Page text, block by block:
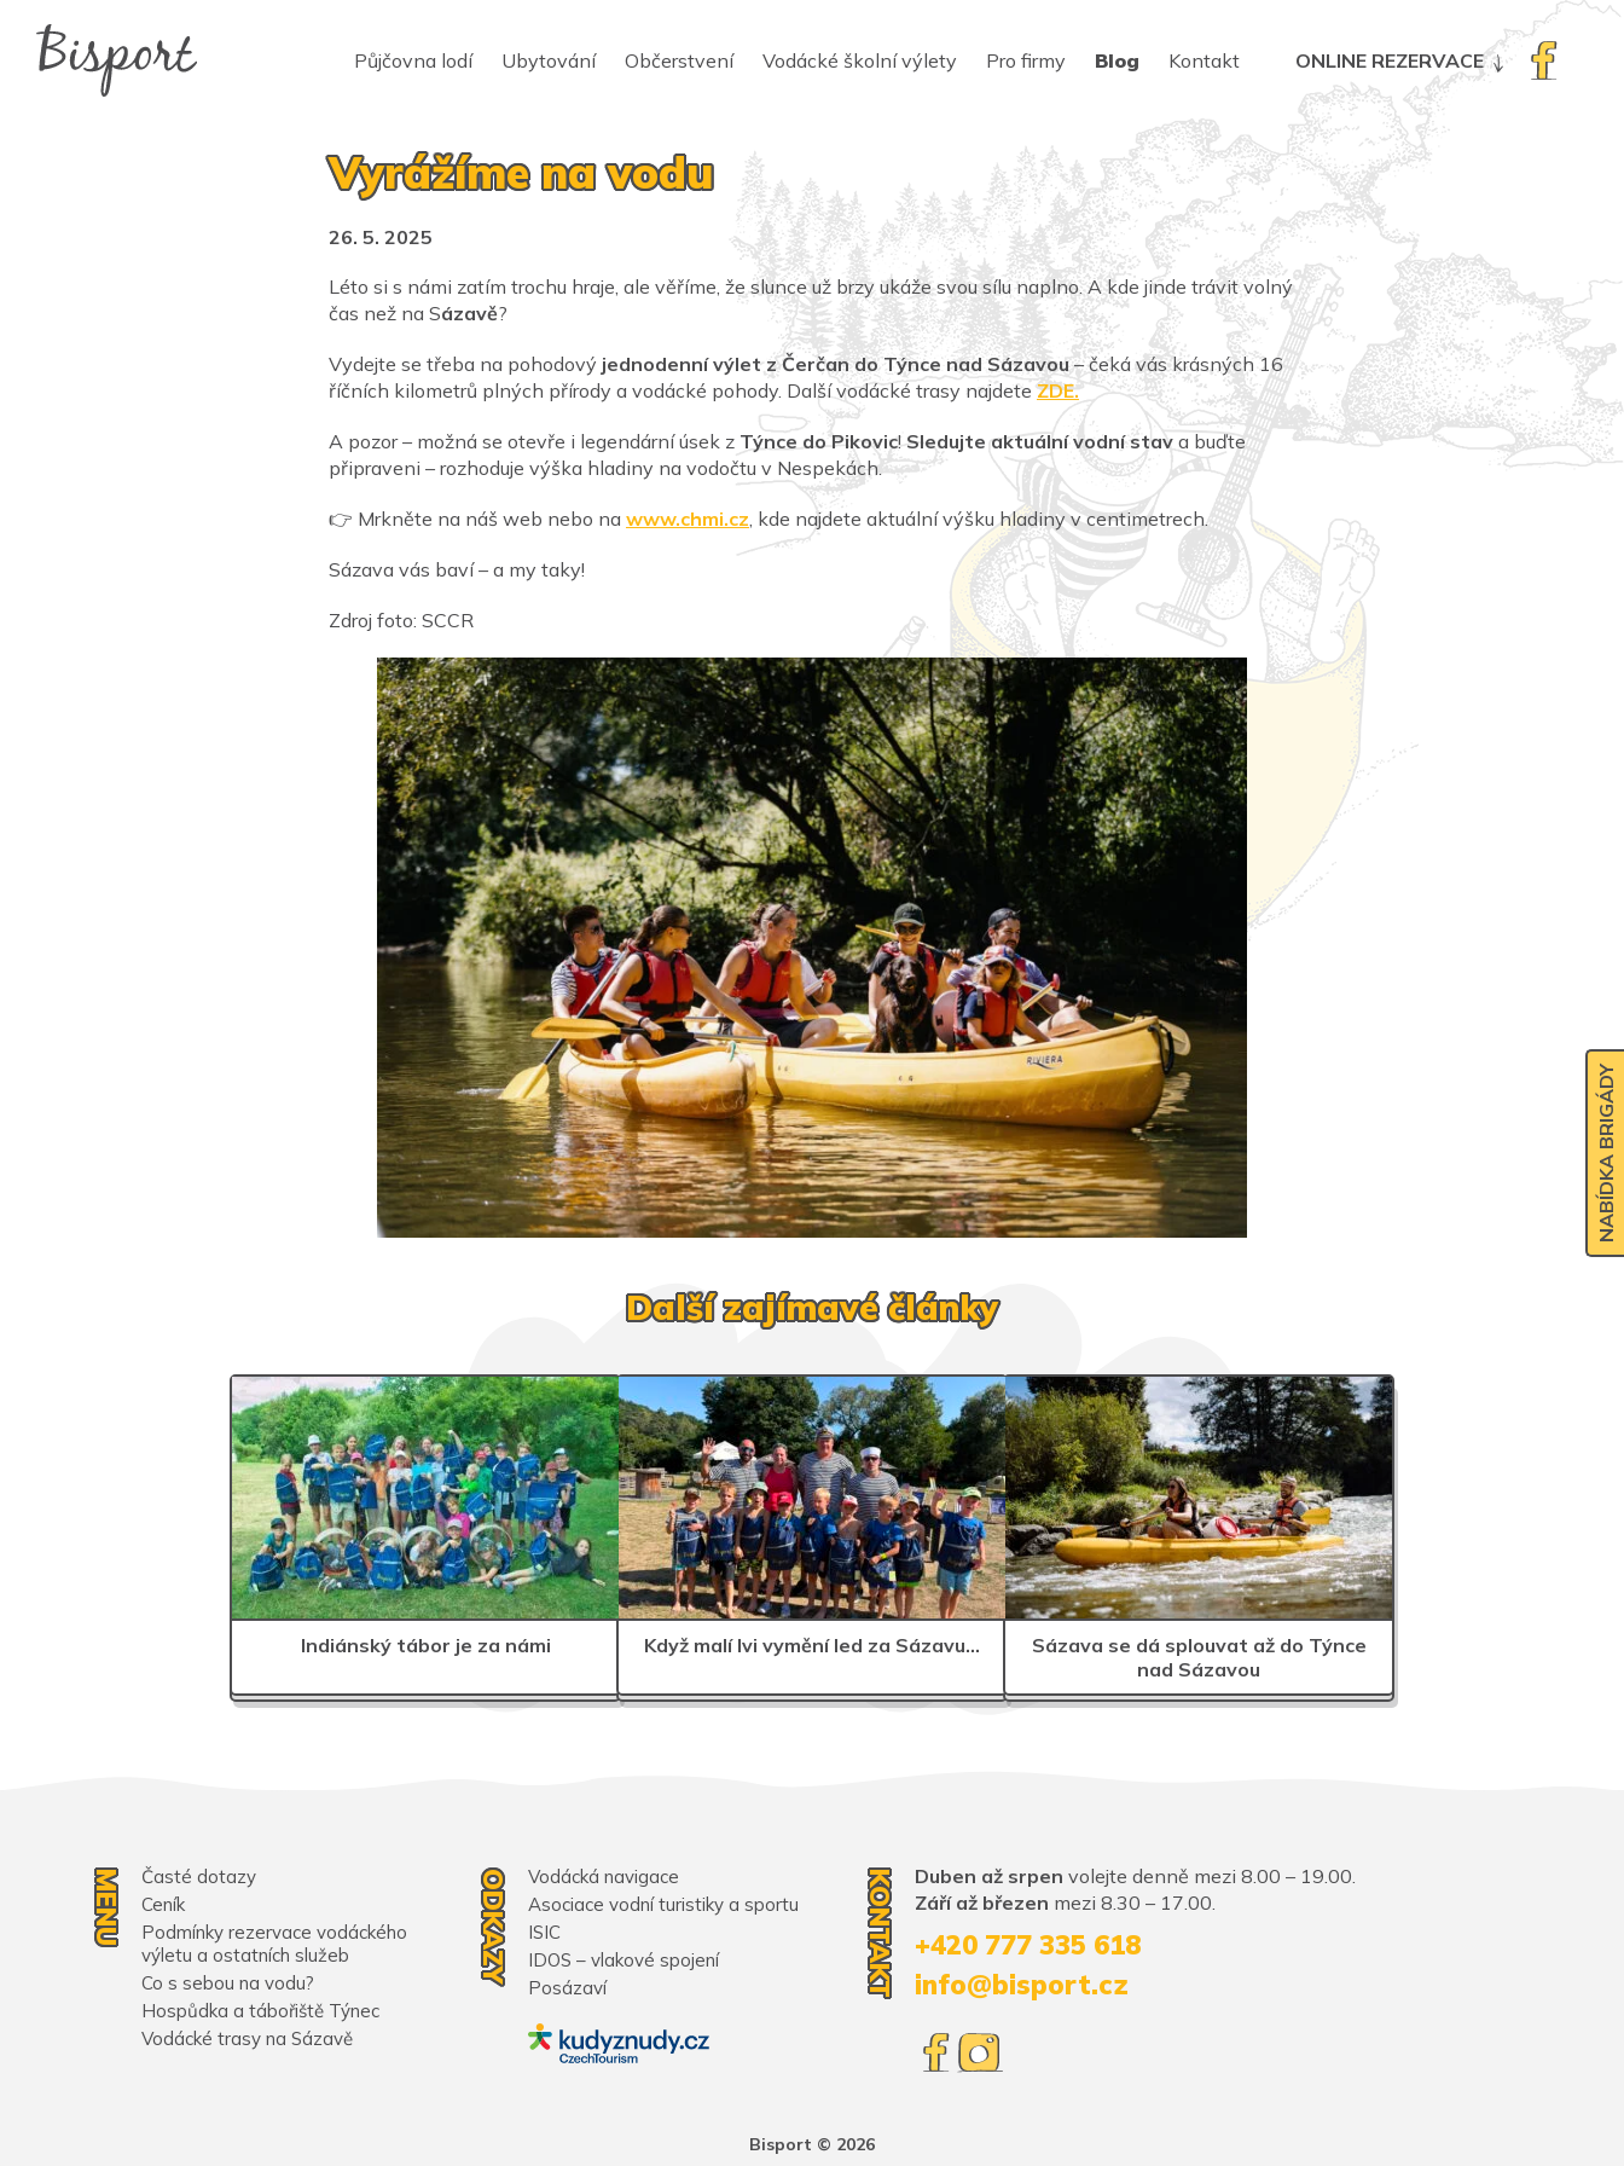
Půjčovna lodí Ubytování Občerstvení Vodácké školní výlety Pro firmy Blog Kontakt ONLINE REZERVACE
Vyrážíme na vodu
26. 5. 2025
Léto si s námi zatím trochu hraje, ale věříme, že slunce už brzy ukáže svou sílu naplno. A kde jinde trávit volný
čas než na Sázavě?
Vydejte se třeba na pohodový jednodenní výlet z Čerčan do Týnce nad Sázavou– čeká vás krásných 16
říčních kilometrů plných přírody a vodácké pohody. Další vodácké trasy najdeteZDE.
A pozor – možná se otevře i legendární úsek z Týnce do Pikovic!Sledujte aktuální vodní stav a buďte
připraveni – rozhoduje výška hladiny na vodočtu v Nespekách.
👉 Mrkněte na náš web nebo na www.chmi.cz, kde najdete aktuální výšku hladiny v centimetrech.
Sázava vás baví – a my taky!
Zdroj foto: SCCR
Další zajímavé články
Indiánský tábor je za námi Když malí lvi vymění led za Sázavu…
Sázava se dá splouvat až do Týnce
nad Sázavou
MENU
Časté dotazy
Ceník
Podmínky rezervace vodáckého
výletu a ostatních služeb
Co s sebou na vodu?
Hospůdka a tábořiště Týnec
Vodácké trasy na Sázavě
ODKAZY
Vodácká navigace
Asociace vodní turistiky a sportu
ISIC
IDOS – vlakové spojení
Posázaví
KONTAKT Duben až srpen volejte denně mezi 8.00 – 19.00.
Září až březen mezi 8.30 – 17.00.
+420 777 335 618
info@bisport.cz
Bisport © 2026
NABÍDKA BRIGÁDY